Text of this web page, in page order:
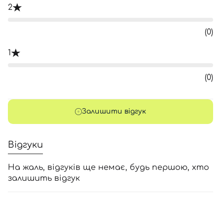
2
(0)
1
(0)
Залишити відгук
Відгуки
На жаль, відгуків ще немає, будь першою, хто
залишить відгук